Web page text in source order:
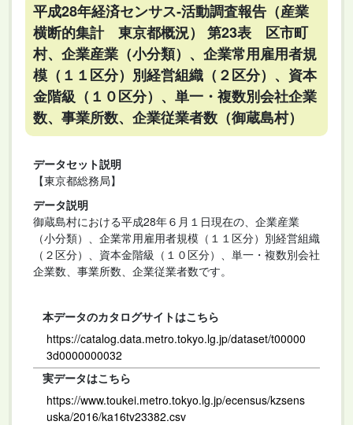
平成28年経済センサス‐活動調査報告（産業
横断的集計 東京都概況） 第23表 区市町
村、企業産業（小分類）、企業常用雇用者規
模（１１区分）別経営組織（２区分）、資本
金階級（１０区分）、単一・複数別会社企業
数、事業所数、企業従業者数（御蔵島村）
データセット説明
【東京都総務局】
データ説明
御蔵島村における平成28年６月１日現在の、企業産業
（小分類）、企業常用雇用者規模（１１区分）別経営組織
（２区分）、資本金階級（１０区分）、単一・複数別会社
企業数、事業所数、企業従業者数です。
本データのカタログサイトはこちら
https://catalog.data.metro.tokyo.lg.jp/dataset/t00000
3d0000000032
実データはこちら
https://www.toukei.metro.tokyo.lg.jp/ecensus/kzsens
uska/2016/ka16tv23382.csv